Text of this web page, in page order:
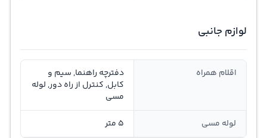
لوازم جانبی
اقلام همراه
دفترچه راهنما, سیم و
کابل, کنترل از راه دور, لوله
مسی
لوله مسی 5 متر